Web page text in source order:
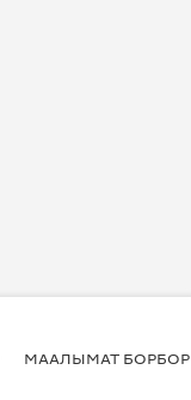
МААЛЫМАТ БОРБОР